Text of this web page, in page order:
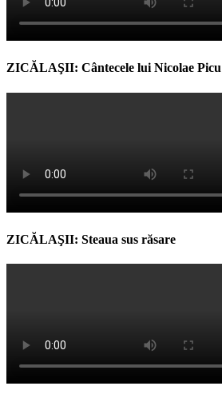
ZICĂLAŞII: Cântecele lui Nicolae Picu
ZICĂLAŞII: Steaua sus răsare